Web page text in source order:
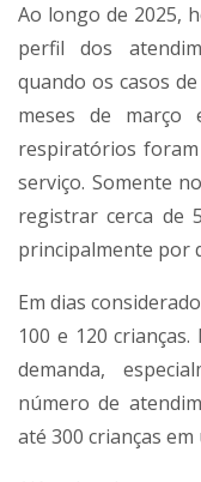
Ao longo de 2025,
perfil dos
quando os casos
meses de março
respiratórios
serviço. Somente
registrar cerca de
principalmente por
Em dias
100 e 120
demanda,
número de
até 300 crianças em